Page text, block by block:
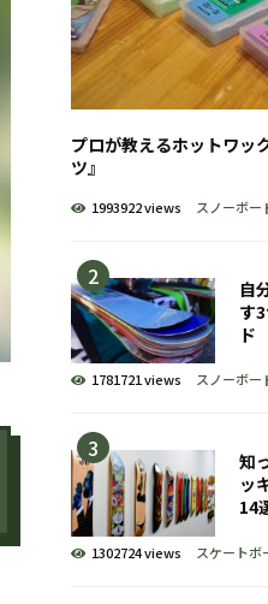
プロが教えるホットワッ
ツ』
1993922 views スノーボー
自
す
ド
1781721 views スノーボー
知
ッ
14
1302724 views スケートボ